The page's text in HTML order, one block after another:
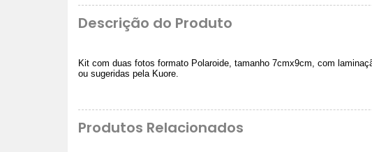
Descrição do Produto
Kit com duas fotos formato Polaroide, tamanho 7cmx9cm, com
ou sugeridas pela Kuore.
Produtos Relacionados